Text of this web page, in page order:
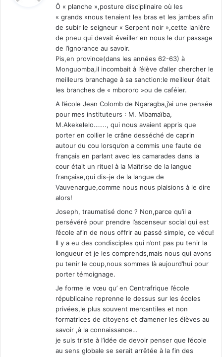
:
Ô « planche »,posture disciplinaire où les
« grands »nous tenaient les bras et les jambes afin
de subir le seigneur « Serpent noir »,cette lanière
de pneu qui devait éveiller en nous le dur passage
de l’ignorance au savoir.
Pis,en province(dans les années 62-63) à
Monguomba,il incombait à l’élève d’aller chercher le
meilleurs branchage à sa sanction:le meilleur était
les branches de « mbororo »ou de caféier.
A l’école Jean Colomb de Ngaragba,j’ai une pensée
pour mes instituteurs : M. Mbamaïba,
M.Akekelelo……., qui nous avaient appris que
porter en collier le crâne desséché de caprin
autour du cou lorsqu’on a commis une faute de
français en parlant avec les camarades dans la
cour était un rituel à la Maîtrise de la langue
française,qui dis-je de la langue de
Vauvenargue,comme nous nous plaisions à le dire
alors!
Joseph, traumatisé donc ? Non,parce qu’il a
persévéré pour prendre l’ascenseur social qui est
l’école afin de nous offrir au passé simple, ce vécu!
Il y a eu des condisciples qui n’ont pas pu tenir la
longueur et je les comprends,mais nous qui avons
pu tenir le coup,nous sommes là aujourd’hui pour
porter témoignage.
Je forme le vœu qu’ en Centrafrique l’école
républicaine reprenne le dessus sur les écoles
privées,le plus souvent mercantiles et non
formatrices de citoyens et d’amener les élèves au
savoir ,à la connaissance…
je suis triste à l’idée de devoir penser que l’école
au sens globale se serait arrêtée à la fin des